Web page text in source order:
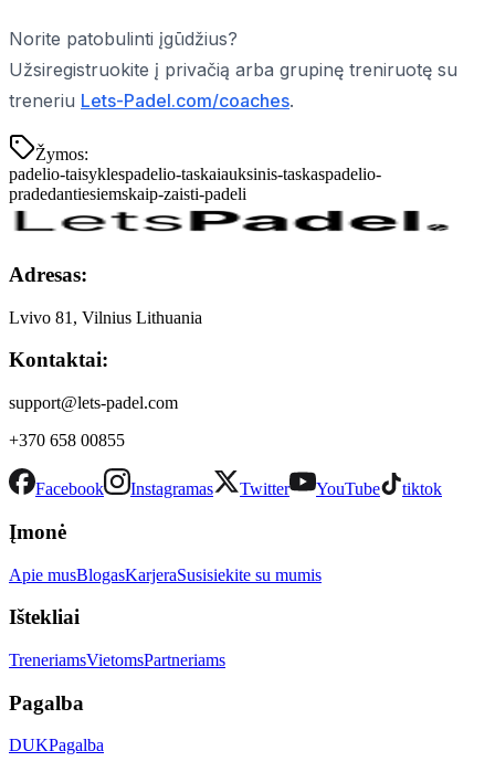
Norite patobulinti įgūdžius?
Užsiregistruokite į privačią arba grupinę treniruotę su
treneriu Lets-Padel.com/coaches.
Žymos:
padelio-taisyklespadelio-taskaiauksinis-taskaspadelio-
pradedantiesiemskaip-zaisti-padeli
Adresas:
Lvivo 81, Vilnius Lithuania
Kontaktai:
support@lets-padel.com
+370 658 00855
Facebook Instagramas Twitter YouTube tiktok
Įmonė
Apie musBlogasKarjeraSusisiekite su mumis
Ištekliai
TreneriamsVietomsPartneriams
Pagalba
DUKPagalba